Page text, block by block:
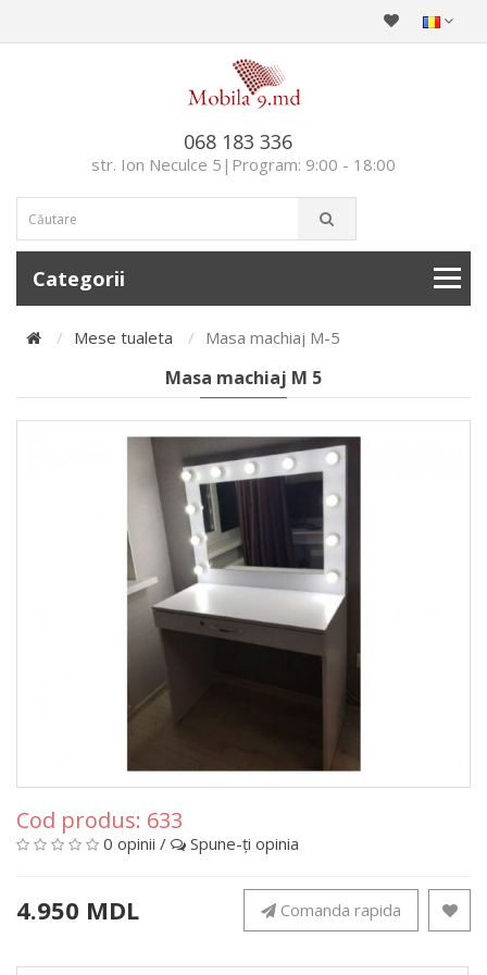
068 183 336
str. Ion Neculce 5|Program: 9:00 - 18:00
Categorii
Mese tualeta Masa machiaj M-5
Masa machiaj M 5
Cod produs: 633
0 opinii / Spune-ţi opinia
4.950 MDL Comanda rapida